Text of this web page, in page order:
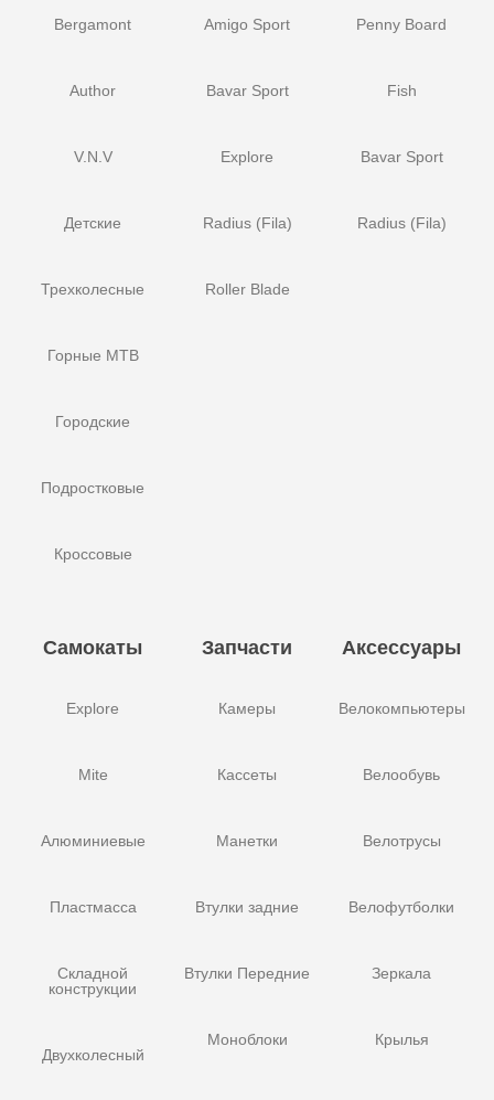
Bergamont
Author
V.N.V
Детские
Трехколесные
Горные MTB
Городские
Подростковые
Кроссовые
Amigo Sport
Bavar Sport
Explore
Radius (Fila)
Roller Blade
Penny Board
Fish
Bavar Sport
Radius (Fila)
Самокаты
Explore
Mite
Алюминиевые
Пластмасса
Складной
конструкции
Двухколесный
Запчасти
Камеры
Кассеты
Манетки
Втулки задние
Втулки Передние
Моноблоки
Аксессуары
Велокомпьютеры
Велообувь
Велотрусы
Велофутболки
Зеркала
Крылья